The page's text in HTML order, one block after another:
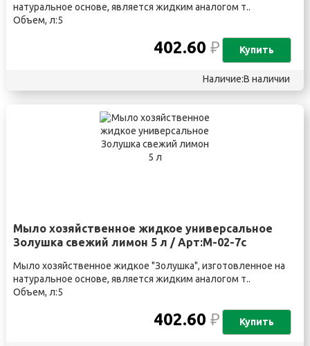
натуральное основе, является жидким аналогом т..
Объем, л:5
402.60₽ Купить
Наличие:В наличии
Мыло хозяйственное жидкое универсальное
Золушка свежий лимон 5 л / Арт:М-02-7с
Мыло хозяйственное жидкое "Золушка", изготовленное на
натуральное основе, является жидким аналогом т..
Объем, л:5
402.60₽ Купить